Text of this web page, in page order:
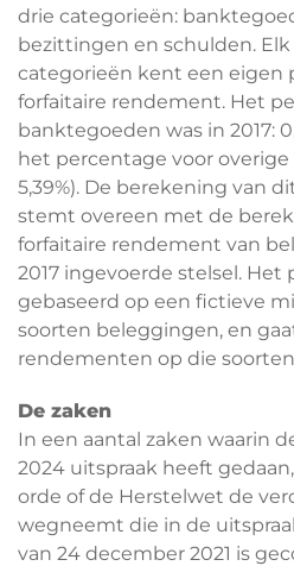
drie categorieën:
bezittingen en schulden. Elk
categorieën kent een eigen
forfaitaire rendement. Het
banktegoeden was in 2017:
het percentage voor overige
5,39%). De berekening van
stemt overeen met de
forfaitaire rendement van
2017 ingevoerde stelsel. Het
gebaseerd op een fictieve
soorten beleggingen, en
rendementen op die
De zaken
In een aantal zaken waarin
2024 uitspraak heeft
orde of de Herstelwet de
wegneemt die in de
van 24 december 2021 is